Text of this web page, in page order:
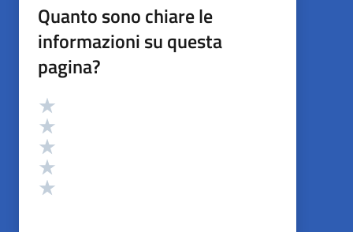
Quanto sono chiare le
informazioni su questa
pagina?
Valutazione